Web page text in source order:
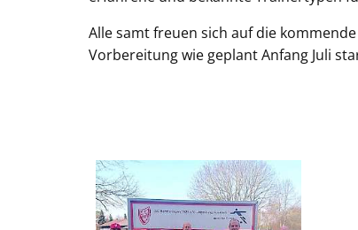
Alle samt freuen sich auf die
Vorbereitung wie geplant Anfang Juli